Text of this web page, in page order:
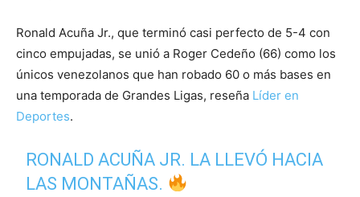
Ronald Acuña Jr., que terminó casi perfecto de 5-4 con
cinco empujadas, se unió a Roger Cedeño (66) como los
únicos venezolanos que han robado 60 o más bases en
una temporada de Grandes Ligas, reseña Líder en
Deportes.
RONALD ACUÑA JR. LA LLEVÓ HACIA
LAS MONTAÑAS.